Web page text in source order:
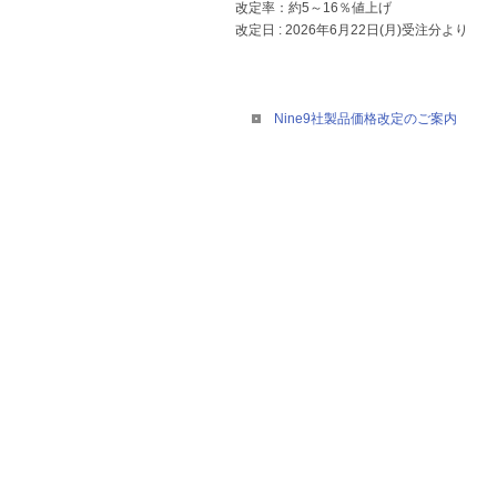
改定率：約5～16％値上げ
改定日 : 2026年6月22日(月)受注分より
Nine9社製品価格改定のご案内